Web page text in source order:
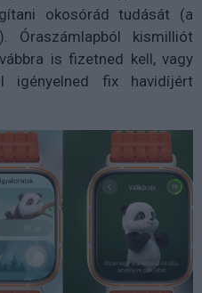
okosórád tudását (a
Óraszámlapból kismilliót
is fizetned kell, vagy
igényelned fix havidíjért